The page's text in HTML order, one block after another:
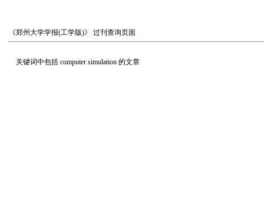
《郑州大学学报(工学版)》 过刊查询页面
关键词中包括 computer simulation 的文章